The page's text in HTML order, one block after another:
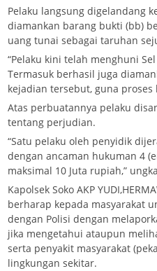
Pelaku langsung digelandang
diamankan barang bukti (bb)
uang tunai sebagai taruhan
“Pelaku kini telah menghuni
Termasuk berhasil juga
kejadian tersebut, guna
Atas perbuatannya pelaku
tentang perjudian.
“Satu pelaku oleh penyidik
dengan ancaman hukuman 4
maksimal 10 Juta rupiah,”
Kapolsek Soko AKP
berharap kepada masyarakat
dengan Polisi dengan
jika mengetahui ataupun
serta penyakit masyarakat
lingkungan sekitar.